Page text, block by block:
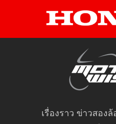
เรื่องราว ข่าวสอง